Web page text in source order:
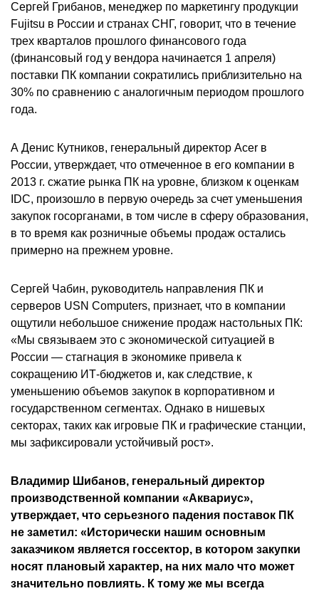
Сергей Грибанов, менеджер по маркетингу продукции
Fujitsu в России и странах СНГ, говорит, что в течение
трех кварталов прошлого финансового года
(финансовый год у вендора начинается 1 апреля)
поставки ПК компании сократились приблизительно на
30% по сравнению с аналогичным периодом прошлого
года.
А Денис Кутников, генеральный директор Acer в
России, утверждает, что отмеченное в его компании в
2013 г. сжатие рынка ПК на уровне, близком к оценкам
IDC, произошло в первую очередь за счет уменьшения
закупок госорганами, в том числе в сферу образования,
в то время как розничные объемы продаж остались
примерно на прежнем уровне.
Сергей Чабин, руководитель направления ПК и
серверов USN Computers, признает, что в компании
ощутили небольшое снижение продаж настольных ПК:
«Мы связываем это с экономической ситуацией в
России — стагнация в экономике привела к
сокращению ИТ-бюджетов и, как следствие, к
уменьшению объемов закупок в корпоративном и
государственном сегментах. Однако в нишевых
секторах, таких как игровые ПК и графические станции,
мы зафиксировали устойчивый рост».
Владимир Шибанов, генеральный директор
производственной компании «Аквариус»,
утверждает, что серьезного падения поставок ПК
не заметил: «Исторически нашим основным
заказчиком является госсектор, в котором закупки
носят плановый характер, на них мало что может
значительно повлиять. К тому же мы всегда